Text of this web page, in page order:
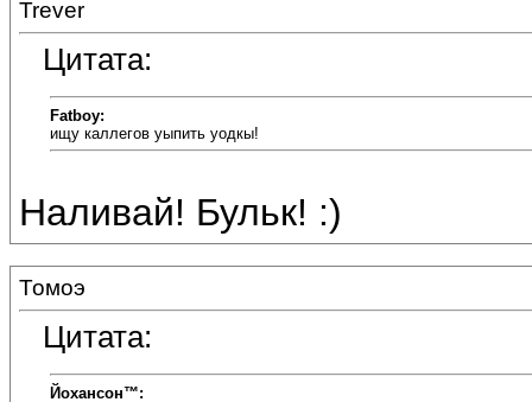
Trever
Цитата:
Fatboy:
ищу каллегов уыпить уодкы!
Наливай! Бульк! :)
Томоэ
Цитата:
Йохансон™: